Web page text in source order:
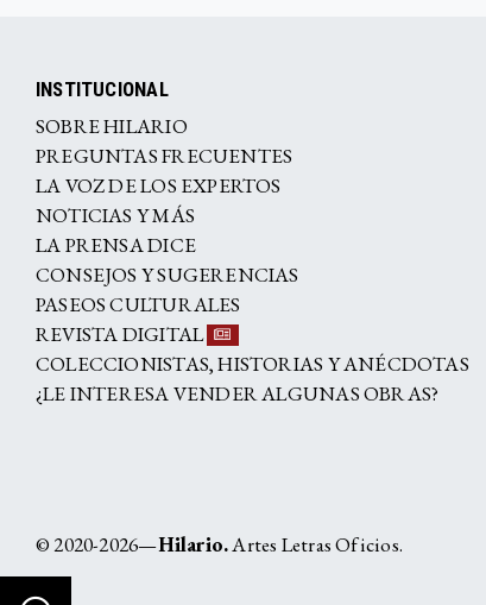
INSTITUCIONAL
SOBRE HILARIO
PREGUNTAS FRECUENTES
LA VOZ DE LOS EXPERTOS
NOTICIAS Y MÁS
LA PRENSA DICE
CONSEJOS Y SUGERENCIAS
PASEOS CULTURALES
REVISTA DIGITAL
COLECCIONISTAS, HISTORIAS Y ANÉCDOTAS
¿LE INTERESA VENDER ALGUNAS OBRAS?
© 2020-2026—Hilario.Artes Letras Oficios.